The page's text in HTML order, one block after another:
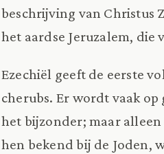
beschrijving van Christus
het aardse Jeruzalem, die
Ezechiël geeft de eerste
cherubs. Er wordt vaak op
het bijzonder; maar
hen bekend bij de Joden,